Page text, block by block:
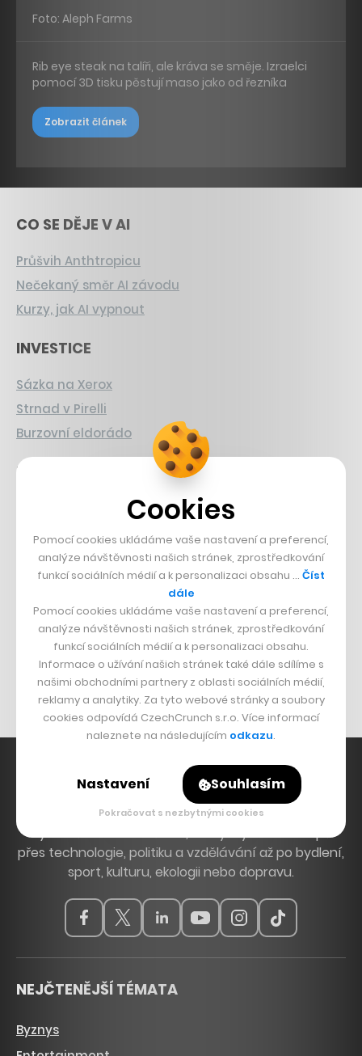
Foto: Aleph Farms
Rib eye steak na talíři, ale kráva se směje. Izraelci
pomocí 3D tisku pěstují maso jako od řezníka
Zobrazit článek
CO SE DĚJE V AI
Průšvih Anthtropicu
Nečekaný směr AI závodu
Kurzy, jak AI vypnout
INVESTICE
Sázka na Xerox
Strnad v Pirelli
Burzovní eldorádo
PŘÍBĚHY Z GASTRA
Boční projekt, co se zvrtnul
Francouzský šéfkuchař na Šumavě
Dva golfisti, co pečou
Bomma není tichá
Originální hodinky
Nábytek z betonu
Hlavní zdroj inspirace. Věnujeme se tématům, která
hýbou Českem a světem, od byznysu a startupů
přes technologie, politiku a vzdělávání až po bydlení,
sport, kulturu, ekologii nebo dopravu.
NEJČTENĚJŠÍ TÉMATA
Byznys
Cookies
Pomocí cookies ukládáme vaše nastavení a preferencí,
analýze návštěvnosti našich stránek, zprostředkování
funkcí sociálních médií a k personalizaci obsahu … Číst
dále
Pomocí cookies ukládáme vaše nastavení a preferencí,
analýze návštěvnosti našich stránek, zprostředkování
funkcí sociálních médií a k personalizaci obsahu.
Informace o užívání našich stránek také dále sdílíme s
našimi obchodními partnery z oblasti sociálních médií,
reklamy a analytiky. Za tyto webové stránky a soubory
cookies odpovídá CzechCrunch s.r.o. Více informací
naleznete na následujícím odkazu.
Nastavení Souhlasím
Pokračovat s nezbytnými cookies